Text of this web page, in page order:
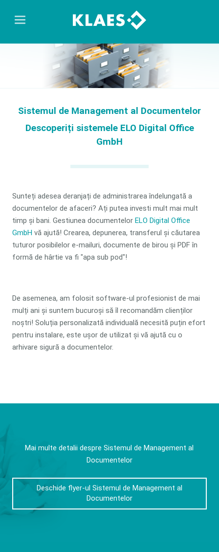
Sistemul de Management al Documentelor
Descoperiți sistemele ELO Digital Office
GmbH
Sunteți adesea deranjați de administrarea îndelungată a
documentelor de afaceri? Ați putea investi mult mai mult
timp și bani. Gestiunea documentelor ELO Digital Office
GmbH vă ajută! Crearea, depunerea, transferul și căutarea
tuturor posibilelor e-mailuri, documente de birou și PDF în
formă de hârtie va fi "apa sub pod"!
De asemenea, am folosit software-ul profesionist de mai
mulți ani și suntem bucuroși să îl recomandăm clienților
noștri! Soluția personalizată individuală necesită puțin efort
pentru instalare, este ușor de utilizat și vă ajută cu o
arhivare sigură a documentelor.
Mai multe detalii despre Sistemul de Management al
Documentelor
Deschide flyer-ul Sistemul de Management al
Documentelor